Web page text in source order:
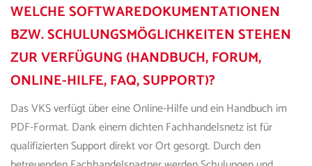
WELCHE SOFTWAREDOKUMENTATIONEN
BZW. SCHULUNGSMÖGLICHKEITEN STEHEN
ZUR VERFÜGUNG (HANDBUCH, FORUM,
ONLINE-HILFE, FAQ, SUPPORT)?
Das VKSverfügt über eine Online-Hilfe und ein Handbuch im
PDF-Format. Dank einem dichten Fachhandelsnetz ist für
qualifizierten Support direkt vor Ort gesorgt. Durch den